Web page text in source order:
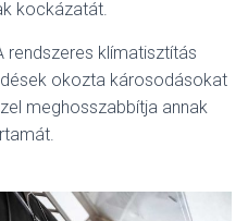
kockázatát.
rendszeres klímatisztítás
okozta károsodásokat
meghosszabbítja annak